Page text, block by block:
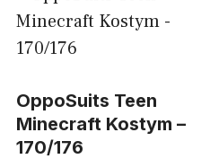
OppoSuits Teen
Minecraft Kostym –
170/176